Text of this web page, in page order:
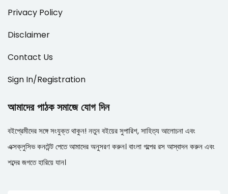
Privacy Policy
Disclaimer
Contact Us
Sign In/Registration
আমাদের পাঠক সমাজে যোগ দিন
বইপ্রেমীদের সঙ্গে সংযুক্ত থাকুন! নতুন বইয়ের সুপারিশ, সাহিত্য আলোচনা এবং
এক্সক্লুসিভ কনটেন্ট পেতে আমাদের অনুসরণ করুন। বাংলা গল্পের রস আস্বাদন করুন এবং
শব্দের জগতে হারিয়ে যান।